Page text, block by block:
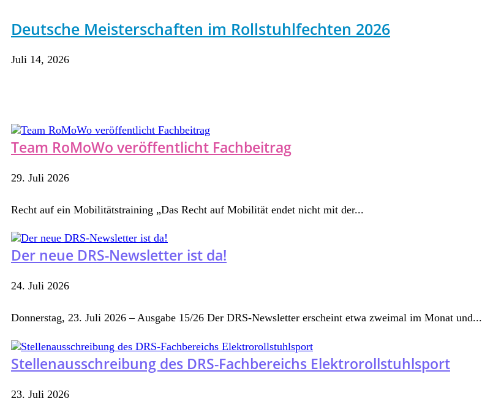
Deutsche Meisterschaften im Rollstuhlfechten 2026
Juli 14, 2026
Team RoMoWo veröffentlicht Fachbeitrag
29. Juli 2026
Recht auf ein Mobilitätstraining „Das Recht auf Mobilität endet nicht mit der...
Der neue DRS-Newsletter ist da!
24. Juli 2026
Donnerstag, 23. Juli 2026 – Ausgabe 15/26 Der DRS-Newsletter erscheint etwa zweimal im Monat und...
Stellenausschreibung des DRS-Fachbereichs Elektrorollstuhlsport
23. Juli 2026